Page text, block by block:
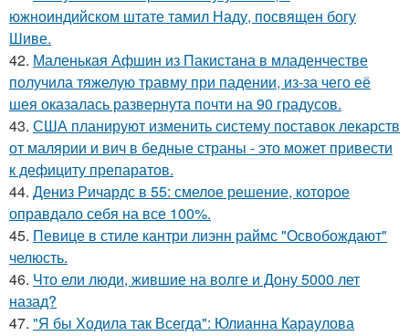
южноиндийском штате тамил Наду, посвящен богу
Шиве.
42. Маленькая Афшин из Пакистана в младенчестве
получила тяжелую травму при падении, из-за чего её
шея оказалась развернута почти на 90 градусов.
43. США планируют изменить систему поставок лекарств
от малярии и вич в бедные страны - это может привести
к дефициту препаратов.
44. Дениз Ричардс в 55: смелое решение, которое
оправдало себя на все 100%.
45. Певице в стиле кантри лиэнн раймс "Освобождают"
челюсть.
46. Что ели люди, жившие на волге и Дону 5000 лет
назад?
47. "Я бы Ходила так Всегда": Юлианна Караулова